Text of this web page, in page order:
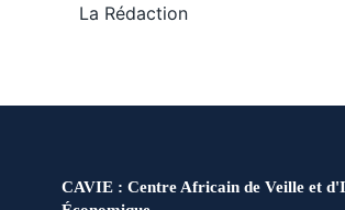
La Rédaction
CAVIE : Centre Africain de Veille et